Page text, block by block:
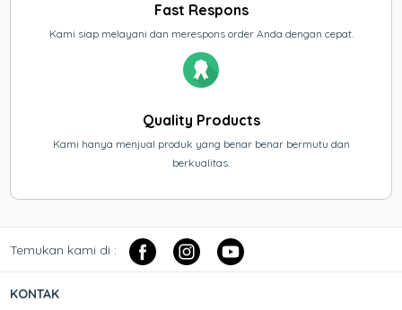
Fast Respons
Kami siap melayani dan merespons order Anda dengan cepat.
Quality Products
Kami hanya menjual produk yang benar benar bermutu dan
berkualitas.
Temukan kami di :
KONTAK